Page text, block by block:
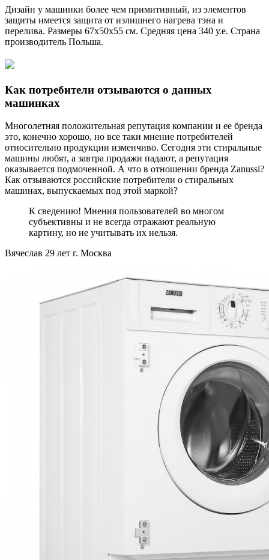
Дизайн у машинки более чем примитивный, из элементов
защиты имеется защита от излишнего нагрева тэна и
перелива. Размеры 67х50х55 см. Средняя цена 340 у.е. Страна
производитель Польша.
Как потребители отзываются о данных
машинках
Многолетняя положительная репутация компании и ее бренда
это, конечно хорошо, но все таки мнение потребителей
относительно продукции изменчиво. Сегодня эти стиральные
машины любят, а завтра продажи падают, а репутация
оказывается подмоченной. А что в отношении бренда Zanussi?
Как отзываются российские потребители о стиральных
машинах, выпускаемых под этой маркой?
К сведению! Мнения пользователей во многом
субъективны и не всегда отражают реальную
картину, но не учитывать их нельзя.
Вячеслав 29 лет г. Москва